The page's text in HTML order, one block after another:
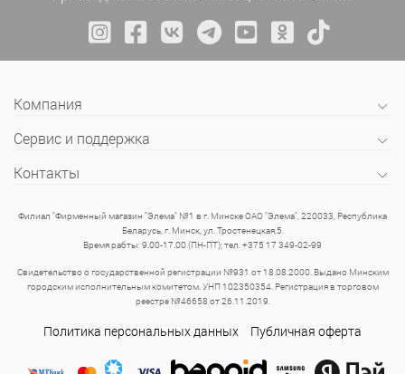
Компания
Сервис и поддержка
Контакты
Филиал "Фирменный магазин "Элема" №1 в г. Минске ОАО "Элема", 220033, Республика
Беларусь, г. Минск, ул. Тростенецкая,5.
Время рабты: 9.00-17.00 (ПН-ПТ); тел. +375 17 349-02-99
Свидетельство о государственной регистрации №931 от 18.08.2000. Выдано Минским
городским исполнительным комитетом. УНП 102350354. Регистрация в торговом
реестре №46658 от 26.11.2019.
Политика персональных данных Публичная оферта